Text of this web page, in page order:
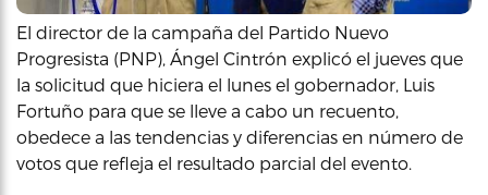
El director de la campaña del Partido Nuevo
Progresista (PNP), Ángel Cintrón explicó el jueves que
la solicitud que hiciera el lunes el gobernador, Luis
Fortuño para que se lleve a cabo un recuento,
obedece a las tendencias y diferencias en número de
votos que refleja el resultado parcial del evento.